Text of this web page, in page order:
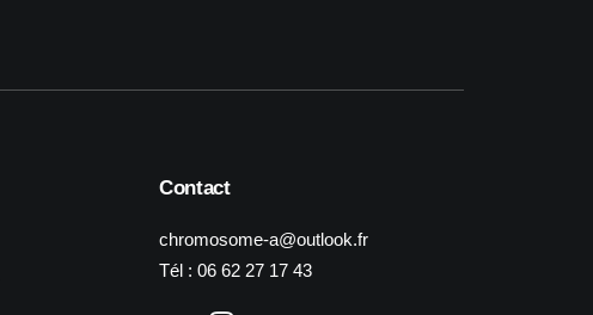
Contact
chromosome-a@outlook.fr
Tél : 06 62 27 17 43